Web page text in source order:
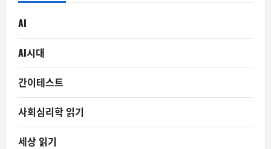
AI
AI시대
간이테스트
사회심리학 읽기
세상 읽기